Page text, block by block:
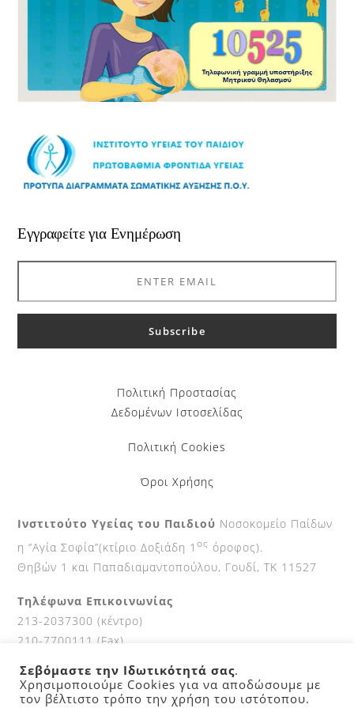
Εγγραφείτε για Ενημέρωση
Πολιτική Προστασίας
Δεδομένων Ιστοσελίδας
Πολιτική Cookies
Όροι Χρήσης
Ινστιτούτο Υγείας του Παιδιού Νοσοκομείο Παίδων
η “Αγία Σοφία”(κτίριο Δοξιάδη 1ος όροφος).
Θηβών 1 και Παπαδιαμαντοπούλου, Γουδί, ΤΚ 11527
Τηλέφωνα Επικοινωνίας
213-2037300 (κέντρο)
210-7700111 (Fax)
Ώρες κοινού
9-2 καθημερινά.
Σεβόμαστε την Ιδωτικότητά σας.
Χρησιμοποιούμε Cookies για να αποδώσουμε με
τον βέλτιστο τρόπο την χρήση του ιστότοπου.